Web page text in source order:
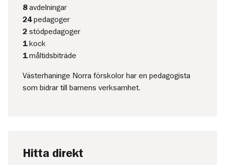
8avdelningar
24pedagoger
2stödpedagoger
1kock
1måltidsbiträde
Västerhaninge Norra förskolor har en pedagogista
som bidrar till barnens verksamhet.
Hitta direkt